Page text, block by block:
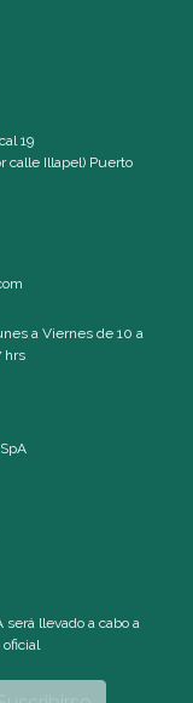
19
calle Illapel) Puerto
a Viernes de 10 a
hrs
llevado a cabo a